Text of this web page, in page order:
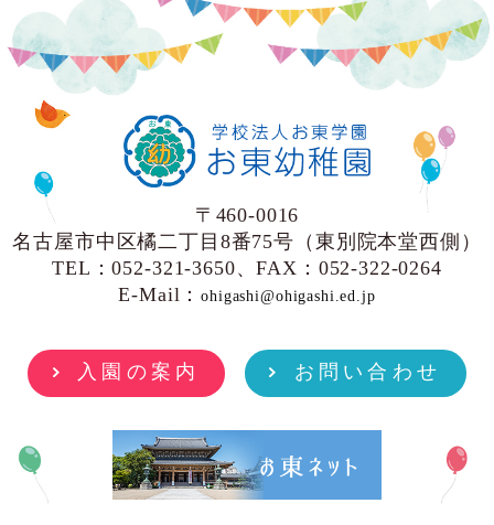
〒460-0016
名古屋市中区橘二丁目8番75号（東別院本堂西側）
TEL：052-321-3650、FAX：052-322-0264
E-Mail：ohigashi@ohigashi.ed.jp
入園の案内 お問い合わせ